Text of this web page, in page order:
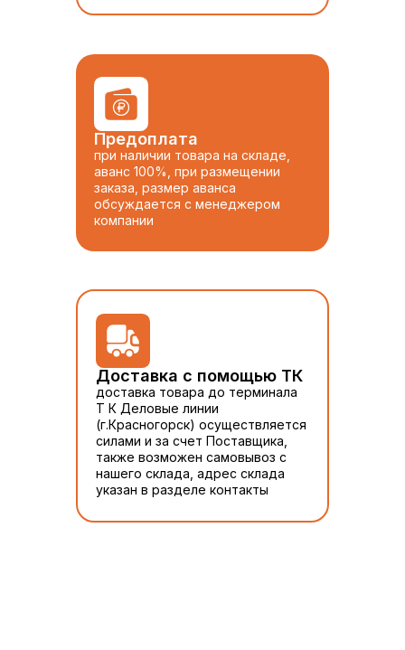
Предоплата
при наличии товара на складе,
аванс 100%, при размещении
заказа, размер аванса
обсуждается с менеджером
компании
Доставка с помощью ТК
доставка товара до терминала
Т К Деловые линии
(г.Красногорск) осуществляется
силами и за счет Поставщика,
также возможен самовывоз с
нашего склада, адрес склада
указан в разделе контакты